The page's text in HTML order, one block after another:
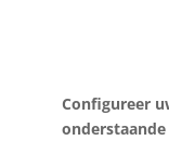
Configureer